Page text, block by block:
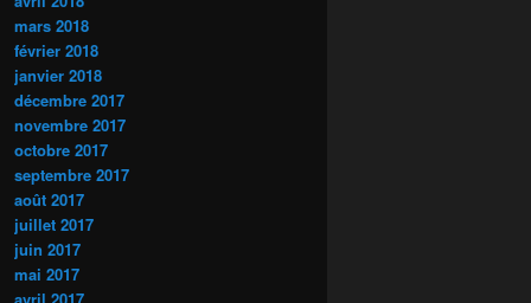
mars 2018
février 2018
janvier 2018
décembre 2017
novembre 2017
octobre 2017
septembre 2017
août 2017
juillet 2017
juin 2017
mai 2017
avril 2017